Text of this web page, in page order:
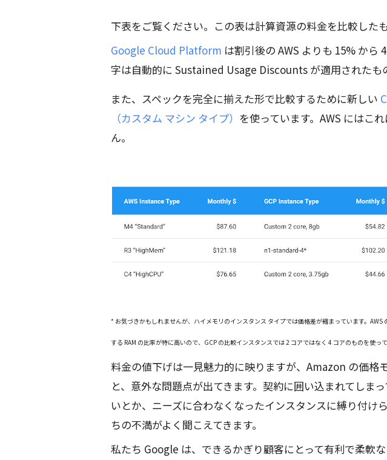
下表をご覧ください。この表は計算資源の料金を比較したも
Google Cloud Platform は割引後の AWS よりも 15% から
字は自動的に Sustained Usage Discounts が適用されたも
また、スペックを完全に揃えた形で比較するために新しい
（カスタム マシン タイプ） を使っています。AWS にはこ
ん。
* お気づきかもしれませんが、ハイメモリのインスタンス タイプでは価格差が縮まっています。AWS
する RAM の比率が特に高いので、GCP の比較インスタンスでは 2 コアではなく 4 コアのものを使って
料金の値下げは一見魅力的に映りますが、Amazon の価格
と、意外な問題点が出てきます。契約に囲い込まれてしま
いとか、ニーズに合わなくなったインスタンスに縛り付け
ちの不満がよく聞こえてきます。
私たち Google は、できるかぎり顧客にとって有利で柔軟な